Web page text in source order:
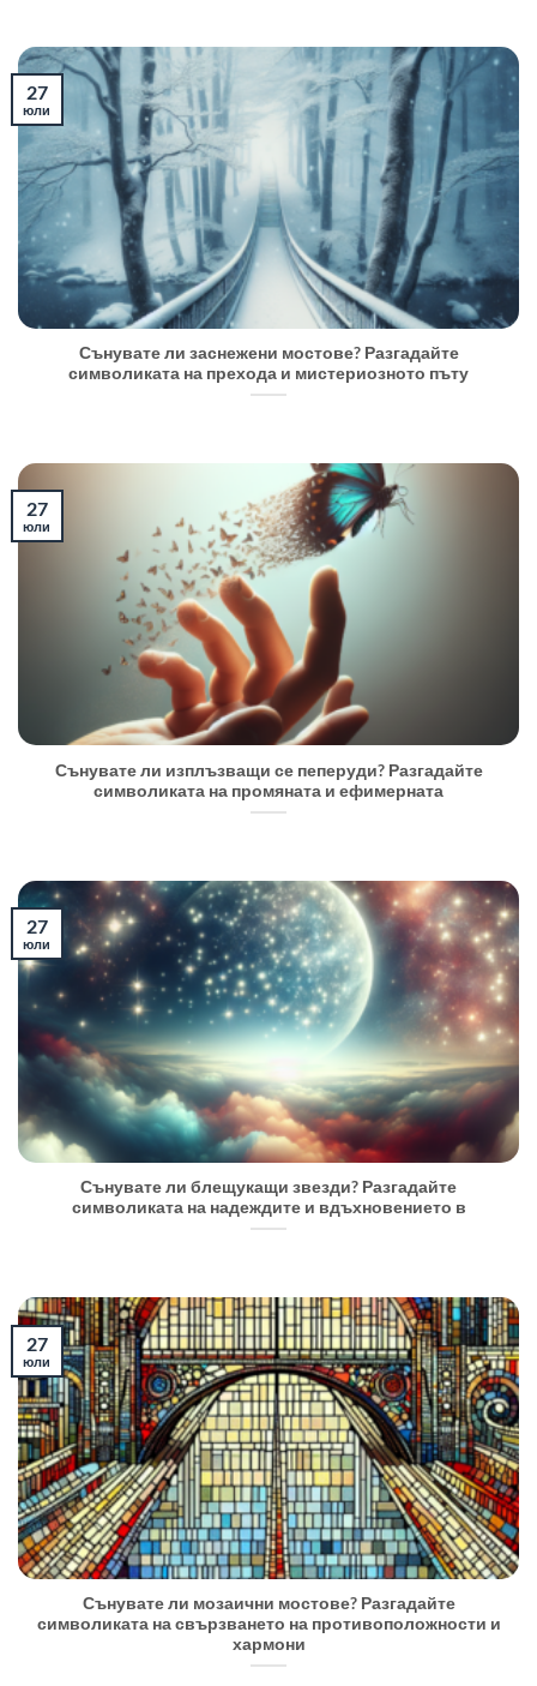
Сънувате ли заснежени мостове? Разгадайте
символиката на прехода и мистериозното пъту
27
юли
Сънувате ли изплъзващи се пеперуди? Разгадайте
символиката на промяната и ефимерната
27
юли
Сънувате ли блещукащи звезди? Разгадайте
символиката на надеждите и вдъхновението в
27
юли
Сънувате ли мозаични мостове? Разгадайте
символиката на свързването на противоположности и
хармони
27
юли